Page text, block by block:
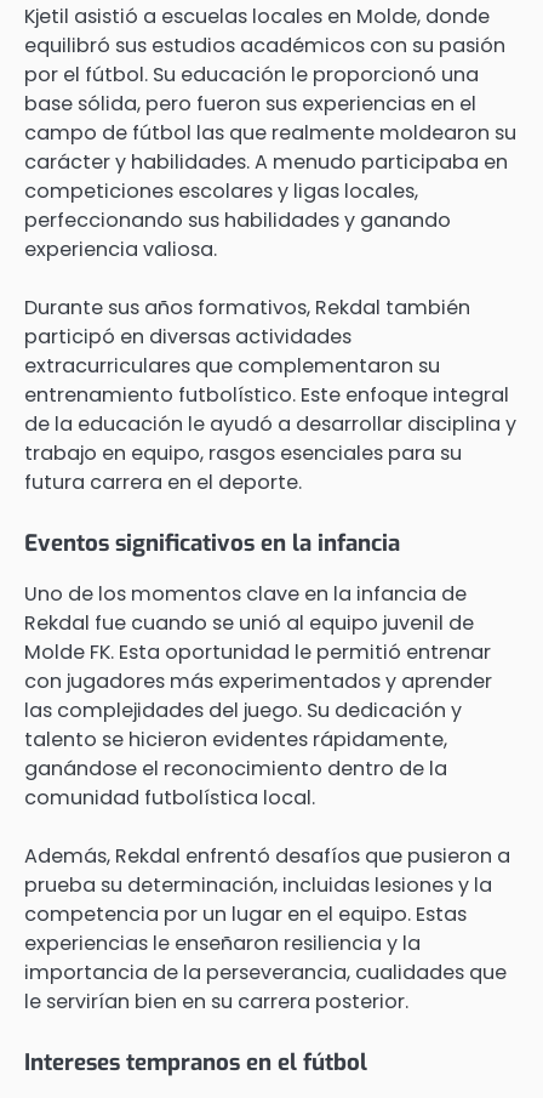
Kjetil asistió a escuelas locales en Molde, donde
equilibró sus estudios académicos con su pasión
por el fútbol. Su educación le proporcionó una
base sólida, pero fueron sus experiencias en el
campo de fútbol las que realmente moldearon su
carácter y habilidades. A menudo participaba en
competiciones escolares y ligas locales,
perfeccionando sus habilidades y ganando
experiencia valiosa.
Durante sus años formativos, Rekdal también
participó en diversas actividades
extracurriculares que complementaron su
entrenamiento futbolístico. Este enfoque integral
de la educación le ayudó a desarrollar disciplina y
trabajo en equipo, rasgos esenciales para su
futura carrera en el deporte.
Eventos significativos en la infancia
Uno de los momentos clave en la infancia de
Rekdal fue cuando se unió al equipo juvenil de
Molde FK. Esta oportunidad le permitió entrenar
con jugadores más experimentados y aprender
las complejidades del juego. Su dedicación y
talento se hicieron evidentes rápidamente,
ganándose el reconocimiento dentro de la
comunidad futbolística local.
Además, Rekdal enfrentó desafíos que pusieron a
prueba su determinación, incluidas lesiones y la
competencia por un lugar en el equipo. Estas
experiencias le enseñaron resiliencia y la
importancia de la perseverancia, cualidades que
le servirían bien en su carrera posterior.
Intereses tempranos en el fútbol